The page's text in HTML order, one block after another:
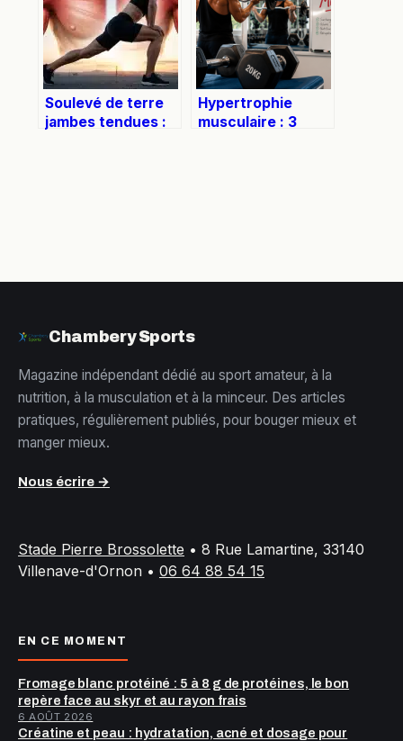
Soulevé de terre
jambes tendues :
Hypertrophie
musculaire : 3
Chambery Sports
Magazine indépendant dédié au sport amateur, à la
nutrition, à la musculation et à la minceur. Des articles
pratiques, régulièrement publiés, pour bouger mieux et
manger mieux.
Nous écrire →
Stade Pierre Brossolette • 8 Rue Lamartine, 33140
Villenave-d'Ornon • 06 64 88 54 15
EN CE MOMENT
Fromage blanc protéiné : 5 à 8 g de protéines, le bon
repère face au skyr et au rayon frais
6 AOÛT 2026
Créatine et peau : hydratation, acné et dosage pour